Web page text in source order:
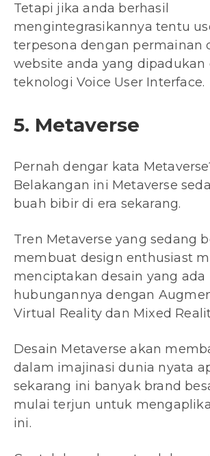
Tetapi jika anda berhasil
mengintegrasikannya tentu
terpesona dengan permainan
website anda yang dipadukan
teknologi Voice User Interface.
5. Metaverse
Pernah dengar kata
Belakangan ini Metaverse
buah bibir di era sekarang.
Tren Metaverse yang sedang
membuat design enthusiast
menciptakan desain yang ada
hubungannya dengan
Virtual Reality dan Mixed
Desain Metaverse akan
dalam imajinasi dunia nyata
sekarang ini banyak brand
mulai terjun untuk
ini.